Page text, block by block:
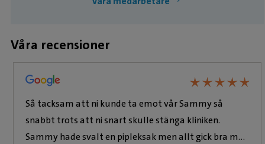
Våra recensioner
★★★★★
★★★★★
Så tacksam att ni kunde ta emot vår Sammy så
snabbt trots att ni snart skulle stänga kliniken.
Sammy hade svalt en pipleksak men allt gick bra med